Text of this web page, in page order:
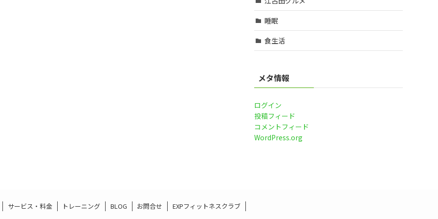
睡眠
食生活
メタ情報
ログイン
投稿フィード
コメントフィード
WordPress.org
サービス・料金 トレーニング BLOG お問合せ EXPフィットネスクラブ